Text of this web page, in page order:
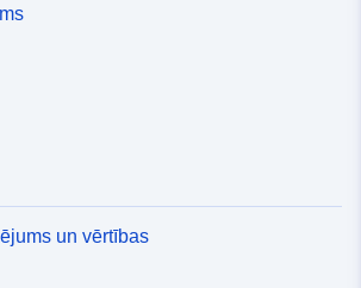
un vērtības